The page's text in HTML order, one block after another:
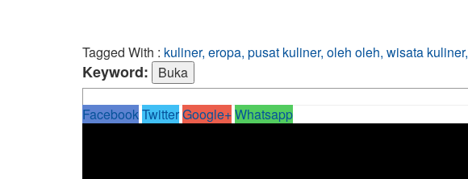
Tagged With : kuliner, eropa, pusat kuliner, oleh oleh, wisata kuliner,
Keyword:
FacebookTwitterGoogle+Whatsapp